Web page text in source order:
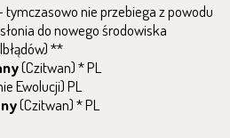
tymczasowo nie przebiega z powodu
do nowego środowiska
**
(Czitwan) * PL
Ewolucji) PL
(Czitwan) * PL